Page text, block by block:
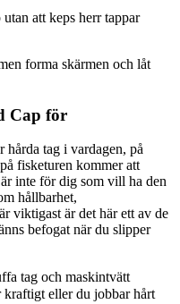
att keps herr tappar
forma skärmen och låt
Cap för
hårda tag i vardagen, på
fisketuren kommer att
inte för dig som vill ha den
hållbarhet,
viktigast är det här ett av de
befogat när du slipper
tag och maskintvätt
kraftigt eller du jobbar hårt